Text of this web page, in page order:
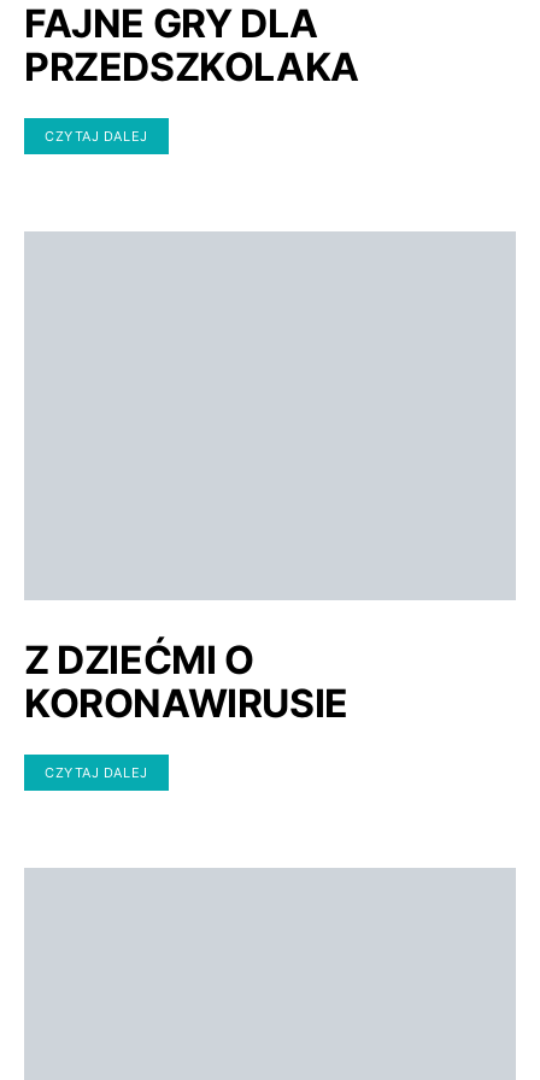
FAJNE GRY DLA
PRZEDSZKOLAKA
CZYTAJ DALEJ
Z DZIEĆMI O
KORONAWIRUSIE
CZYTAJ DALEJ